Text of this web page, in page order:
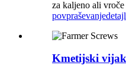
za kaljeno ali
povpraševanjedetajl
Kmetijski